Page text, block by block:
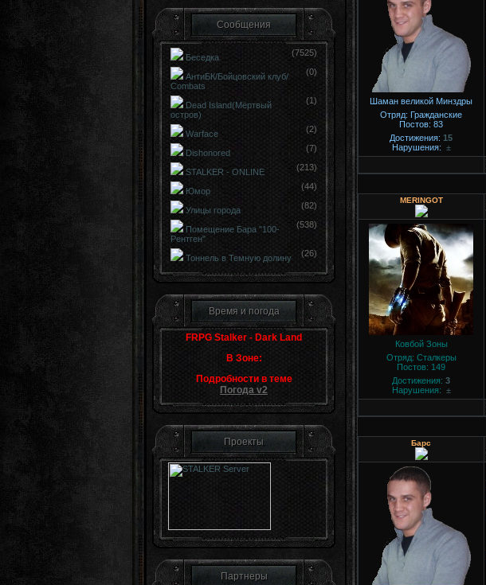
Сообщения
Беседка (7525)
АнтиБК/Бойцовский клуб/
Сombats
(0)
Dead Island(Мёртвый
остров)
(1)
Warface (2)
Dishonored (7)
STALKER - ONLINE (213)
Юмор (44)
Улицы города (82)
Помещение Бара "100-
Рентген"
(538)
Тоннель в Темную долину (26)
Время и погода
FRPG Stalker - Dark Land
В Зоне:
Подробности в теме
Погода v2
Проекты
Партнеры
Шаман великой Минздры
Отряд: Гражданские
Постов: 83
Достижения: 15
Нарушения: ±
MERINGOT
Ковбой Зоны
Отряд: Сталкеры
Постов: 149
Достижения: 3
Нарушения: ±
Барс